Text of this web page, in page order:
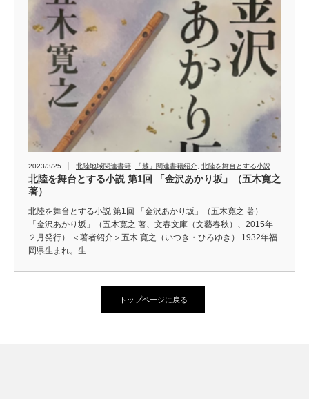
2023/3/25 北陸地域関連書籍 「越」関連書籍紹介 北陸を舞台とする小説
北陸を舞台とする小説 第1回 「金沢あかり坂」（五木寛之
著）
北陸を舞台とする小説 第1回 「金沢あかり坂」（五木寛之 著）
「金沢あかり坂」（五木寛之 著、文春文庫（文藝春秋）、2015年
２月発行） ＜著者紹介＞五木 寛之（いつき・ひろゆき） 1932年福
岡県生まれ。生…
トップページに戻る